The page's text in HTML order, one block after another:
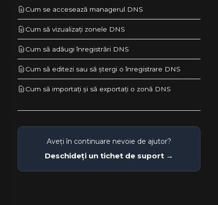
Cum se accesează managerul DNS
Cum să vizualizați zonele DNS
Cum să adăugi înregistrări DNS
Cum să editezi sau să ștergi o înregistrare DNS
Cum să importați și să exportați o zonă DNS
Aveți în continuare nevoie de ajutor?
Deschideți un tichet de suport →